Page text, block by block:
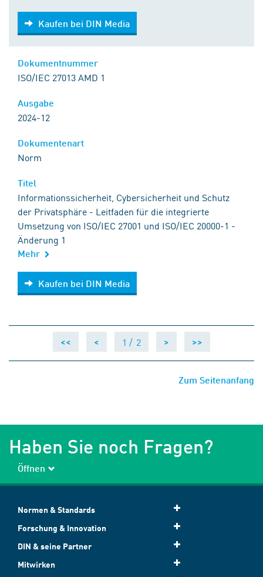
Kaufen bei DIN Media
Kaufen bei DIN Media
ISO/IEC 27013 AMD 1
2024-12
Norm
Informationssicherheit, Cybersicherheit und Schutz
der Privatsphäre - Leitfaden für die integrierte
Umsetzung von ISO/IEC 27001 und ISO/IEC 20000-1 -
Änderung 1
Mehr
Kaufen bei DIN Media
Kaufen bei DIN Media
<< < 1 / 2 > >>
Zum Seitenanfang
Haben Sie noch Fragen?
Öffnen
Normen & Standards
Forschung & Innovation
DIN & seine Partner
Mitwirken